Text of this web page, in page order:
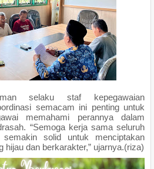
selaku staf kepegawaian
semacam ini penting untuk
memahami perannya dalam
“Semoga kerja sama seluruh
solid untuk menciptakan
hijau dan berkarakter,” ujarnya.(riza)